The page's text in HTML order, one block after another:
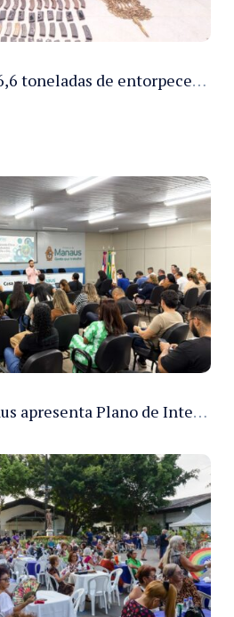
PMAM apreende 16,6 toneladas de entorpecentes e registra aumento nas prisões em flagrante e nas capturas de foragidos no primeiro semestre de 2026
Prefeitura de Manaus apresenta Plano de Integridade da CGM e qualifica servidores para governança e conformidade no biênio 2027-2028